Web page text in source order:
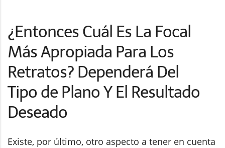
¿Entonces Cuál Es La Focal
Más Apropiada Para Los
Retratos? Dependerá Del
Tipo de Plano Y El Resultado
Deseado
Existe, por último, otro aspecto a tener en cuenta